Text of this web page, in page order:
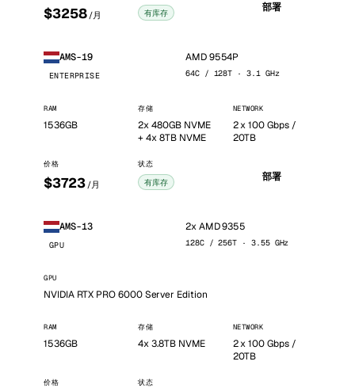
$3258 /月 有库存 部署
AMS-19
ENTERPRISE
AMD 9554P
64C / 128T · 3.1 GHz
RAM
1536GB
存储
2x 480GB NVME
+ 4x 8TB NVME
NETWORK
2 x 100 Gbps /
20TB
价格
$3723 /月
状态
有库存 部署
AMS-13
GPU
2x AMD 9355
128C / 256T · 3.55 GHz
GPU
NVIDIA RTX PRO 6000 Server Edition
RAM
1536GB
存储
4x 3.8TB NVME
NETWORK
2 x 100 Gbps /
20TB
价格 状态